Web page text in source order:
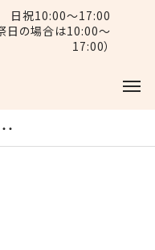
日祝10:00〜17:00
日の場合は10:00〜
17:00）
・